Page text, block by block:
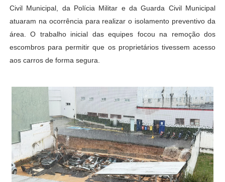
Civil Municipal, da Polícia Militar e da Guarda Civil Municipal
atuaram na ocorrência para realizar o isolamento preventivo da
área. O trabalho inicial das equipes focou na remoção dos
escombros para permitir que os proprietários tivessem acesso
aos carros de forma segura.